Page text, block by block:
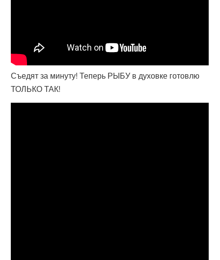
Съедят за минуту! Теперь РЫБУ в духовке готовлю
ТОЛЬКО ТАК!